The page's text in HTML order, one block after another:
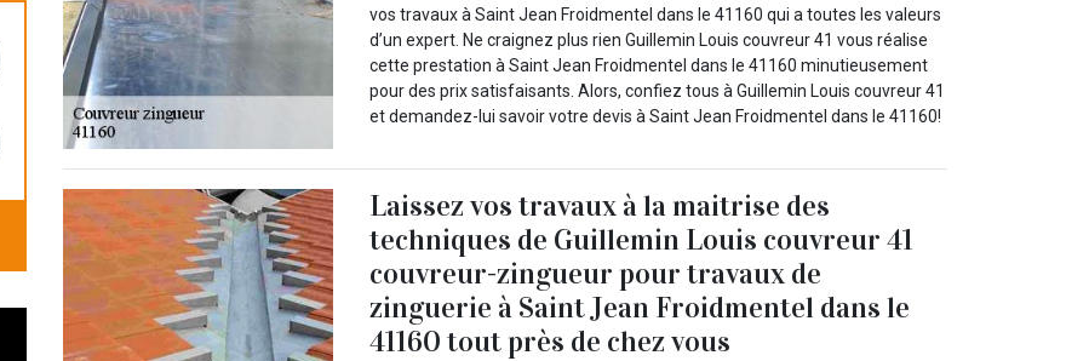
vos travaux à Saint Jean Froidmentel dans le 41160 qui a toutes les valeurs
d’un expert. Ne craignez plus rien Guillemin Louis couvreur 41 vous réalise
cette prestation à Saint Jean Froidmentel dans le 41160 minutieusement
pour des prix satisfaisants. Alors, confiez tous à Guillemin Louis couvreur 41
et demandez-lui savoir votre devis à Saint Jean Froidmentel dans le 41160!
Laissez vos travaux à la maitrise des
techniques de Guillemin Louis couvreur 41
couvreur-zingueur pour travaux de
zinguerie à Saint Jean Froidmentel dans le
41160 tout près de chez vous